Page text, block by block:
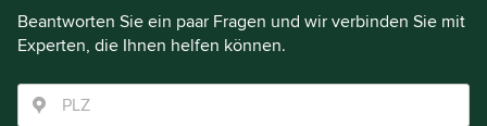
Beantworten Sie ein paar Fragen und wir verbinden Sie mit
Experten, die Ihnen helfen können.